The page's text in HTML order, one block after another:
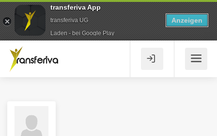
transferiva App
transferiva UG
Laden - bei Google Play
Anzeigen